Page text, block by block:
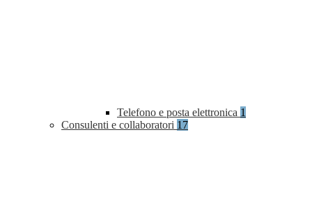
Telefono e posta elettronica 1
Consulenti e collaboratori 17